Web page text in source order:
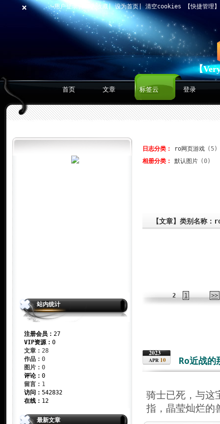
× →用户登录| 加入收藏|设为首页|清空cookies 【快捷管理
首页 文章 标签云 登录
【
站内统计
注册会员： 27
VIP资源： 0
文章： 28
作品： 0
图片： 0
评论： 0
留言： 1
访问： 542832
在线： 12
最新文章
日志分类： ro网页游戏 (5)
相册分类：
默认图片 (0)
【文章】类别名称：
2 1 >>
2023
APR 10 Ro近战的
骑士已死，与这
指，晶莹灿烂的